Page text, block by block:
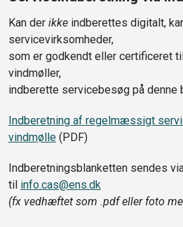
Kan der ikke indberettes digitalt,
servicevirksomheder,
som er godkendt eller certificeret
vindmøller,
indberette servicebesøg på denne
Indberetning af regelmæssigt
vindmølle (PDF)
Indberetningsblanketten sendes
til info.cas@ens.dk
(fx vedhæftet som .pdf eller foto